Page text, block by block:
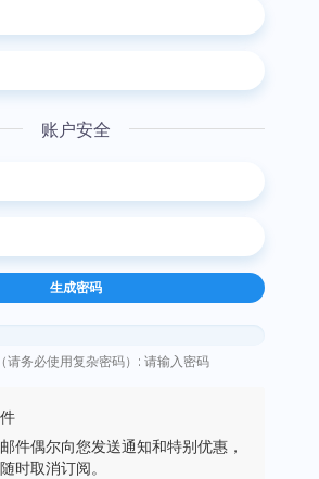
账户安全
生成密码
请务必使用复杂密码）: 请输入密码
件偶尔向您发送通知和特别优惠，
时取消订阅。